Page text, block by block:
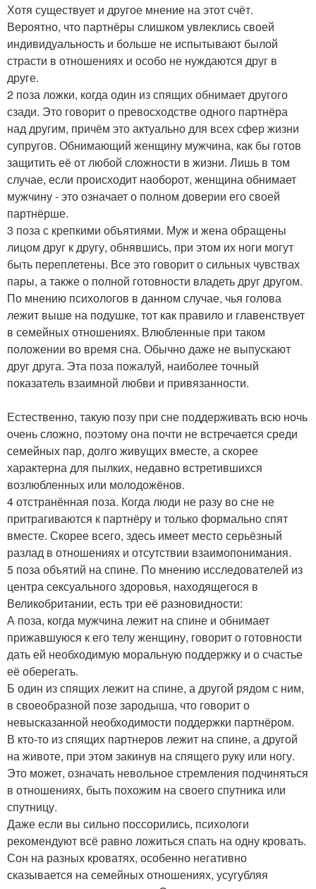
Хотя существует и другое мнение на этот счёт.
Вероятно, что партнёры слишком увлеклись своей
индивидуальность и больше не испытывают былой
страсти в отношениях и особо не нуждаются друг в
друге.
2 поза ложки, когда один из спящих обнимает другого
сзади. Это говорит о превосходстве одного партнёра
над другим, причём это актуально для всех сфер жизни
супругов. Обнимающий женщину мужчина, как бы готов
защитить её от любой сложности в жизни. Лишь в том
случае, если происходит наоборот, женщина обнимает
мужчину - это означает о полном доверии его своей
партнёрше.
3 поза с крепкими объятиями. Муж и жена обращены
лицом друг к другу, обнявшись, при этом их ноги могут
быть переплетены. Все это говорит о сильных чувствах
пары, а также о полной готовности владеть друг другом.
По мнению психологов в данном случае, чья голова
лежит выше на подушке, тот как правило и главенствует
в семейных отношениях. Влюбленные при таком
положении во время сна. Обычно даже не выпускают
друг друга. Эта поза пожалуй, наиболее точный
показатель взаимной любви и привязанности.
Естественно, такую позу при сне поддерживать всю ночь
очень сложно, поэтому она почти не встречается среди
семейных пар, долго живущих вместе, а скорее
характерна для пылких, недавно встретившихся
возлюбленных или молодожёнов.
4 отстранённая поза. Когда люди не разу во сне не
притрагиваются к партнёру и только формально спят
вместе. Скорее всего, здесь имеет место серьёзный
разлад в отношениях и отсутствии взаимопонимания.
5 поза объятий на спине. По мнению исследователей из
центра сексуального здоровья, находящегося в
Великобритании, есть три её разновидности:
А поза, когда мужчина лежит на спине и обнимает
прижавшуюся к его телу женщину, говорит о готовности
дать ей необходимую моральную поддержку и о счастье
её оберегать.
Б один из спящих лежит на спине, а другой рядом с ним,
в своеобразной позе зародыша, что говорит о
невысказанной необходимости поддержки партнёром.
В кто-то из спящих партнеров лежит на спине, а другой
на животе, при этом закинув на спящего руку или ногу.
Это может, означать невольное стремления подчиняться
в отношениях, быть похожим на своего спутника или
спутницу.
Даже если вы сильно поссорились, психологи
рекомендуют всё равно ложиться спать на одну кровать.
Сон на разных кроватях, особенно негативно
сказывается на семейных отношениях, усугубляя